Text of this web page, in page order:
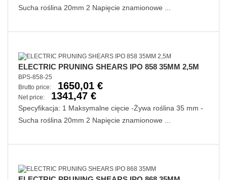
Sucha roślina 20mm 2 Napięcie znamionowe ...
ELECTRIC PRUNING SHEARS IPO 858 35MM 2,5M
BPS-858-25
Brutto price:
1650,01 €
Net price: 1341,47 €
Specyfikacja: 1 Maksymalne cięcie -Żywa roślina 35 mm -
Sucha roślina 20mm 2 Napięcie znamionowe ...